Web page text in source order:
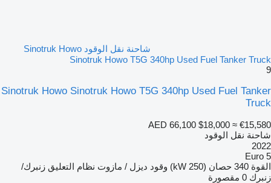
شاحنة نقل الوقود Sinotruk Howo
Sinotruk Howo T5G 340hp Used Fuel Tanker Truck
9
Sinotruk Howo Sinotruk Howo T5G 340hp Used Fuel Tanker
Truck
AED 66,100 $18,000 ≈ €15,580
شاحنة نقل الوقود
2022
Euro 5
القوة 340 حصان (250 kW) وقود ديزل / مازوت نظام التعليق زنبرك/
زنبرك 0 مقصورة